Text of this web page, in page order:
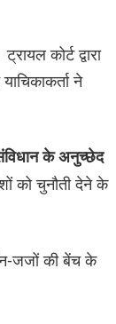
कोर्ट द्वारा
ने
के अनुच्छेद
को चुनौती देने के
जजों की बेंच के